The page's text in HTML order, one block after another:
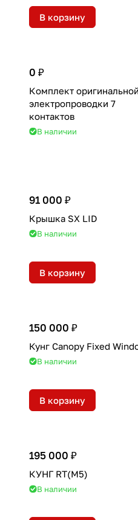
В корзину
0 ₽
Комплект оригинальной
электропроводки 7
контактов
В наличии
91 000 ₽
Крышка SX LID
В наличии
В корзину
150 000 ₽
Кунг Canopy Fixed
В наличии
В корзину
195 000 ₽
КУНГ RT(M5)
В наличии